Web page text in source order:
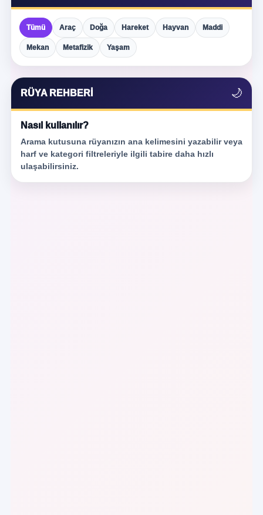
Tümü Araç Doğa Hareket Hayvan Maddi
Mekan Metafizik Yaşam
RÜYA REHBERI 🌙
Nasıl kullanılır?
Arama kutusuna rüyanızın ana kelimesini yazabilir veya
harf ve kategori filtreleriyle ilgili tabire daha hızlı
ulaşabilirsiniz.